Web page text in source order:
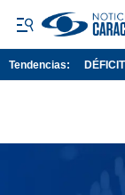
Tendencias: